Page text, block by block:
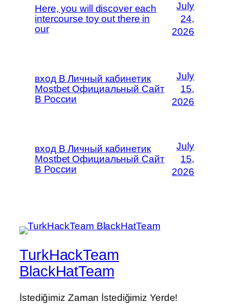
Here, you will discover each
intercourse toy out there in
our
July
24,
2026
вход В Личный кабинетик
Mostbet Официальный Сайт
В России
July
15,
2026
вход В Личный кабинетик
Mostbet Официальный Сайт
В России
July
15,
2026
TurkHackTeam
BlackHatTeam
İstediğimiz Zaman İstediğimiz Yerde!